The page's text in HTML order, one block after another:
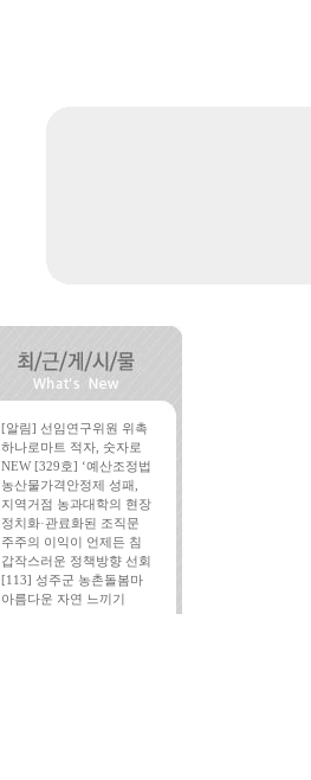
[알림] 선임연구위원 위촉
하나로마트 적자, 숫자로
NEW [329호] ‘예산조정법
농산물가격안정제 성패,
지역거점 농과대학의 현장
정치화·관료화된 조직문
주주의 이익이 언제든 침
갑작스러운 정책방향 선회
[113] 성주군 농촌돌봄마
아름다운 자연 느끼기